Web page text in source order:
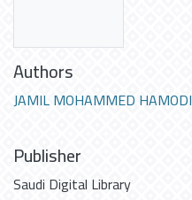
Authors
JAMIL MOHAMMED HAMODI
Publisher
Saudi Digital Library